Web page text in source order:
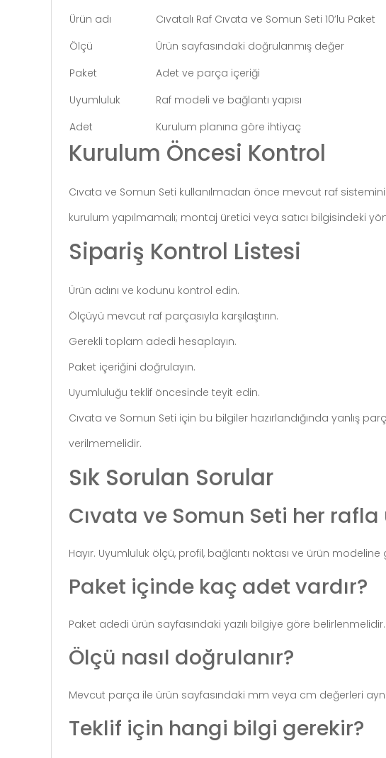
Ürün adı
Cıvatalı Raf Cıvata ve Somun Seti 10’lu Paket
Ölçü
Ürün sayfasındaki doğrulanmış değer
Paket
Adet ve parça içeriği
Uyumluluk
Raf modeli ve bağlantı yapısı
Adet
Kurulum planına göre ihtiyaç
Kurulum Öncesi Kontrol
Cıvata ve Somun Seti kullanılmadan önce mevcut raf
kurulum yapılmamalı; montaj üretici veya satıcı bilgisindeki
Sipariş Kontrol Listesi
Ürün adını ve kodunu kontrol edin.
Ölçüyü mevcut raf parçasıyla karşılaştırın.
Gerekli toplam adedi hesaplayın.
Paket içeriğini doğrulayın.
Uyumluluğu teklif öncesinde teyit edin.
Cıvata ve Somun Seti için bu bilgiler hazırlandığında yanlış
verilmemelidir.
Sık Sorulan Sorular
Cıvata ve Somun Seti her
Hayır. Uyumluluk ölçü, profil, bağlantı noktası ve ürün
Paket içinde kaç adet vardır?
Paket adedi ürün sayfasındaki yazılı bilgiye göre
Ölçü nasıl doğrulanır?
Mevcut parça ile ürün sayfasındaki mm veya cm değerleri aynı
Teklif için hangi bilgi gerekir?